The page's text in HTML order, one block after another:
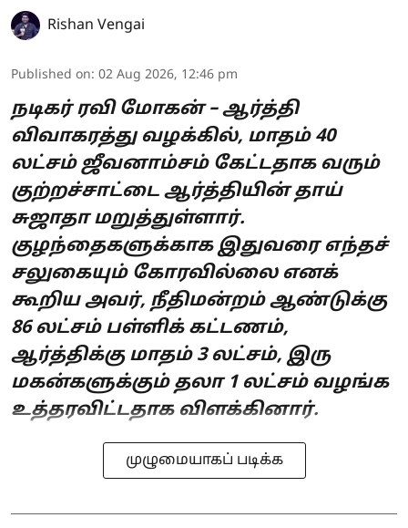
Rishan Vengai
Published on: 02 Aug 2026, 12:46 pm
நடிகர் ரவி மோகன் – ஆர்த்தி
விவாகரத்து வழக்கில், மாதம் 40
லட்சம் ஜீவனாம்சம் கேட்டதாக வரும்
குற்றச்சாட்டை ஆர்த்தியின் தாய்
சுஜாதா மறுத்துள்ளார்.
குழந்தைகளுக்காக இதுவரை எந்தச்
சலுகையும் கோரவில்லை எனக்
கூறிய அவர், நீதிமன்றம் ஆண்டுக்கு
86 லட்சம் பள்ளிக் கட்டணம்,
ஆர்த்திக்கு மாதம் 3 லட்சம், இரு
மகன்களுக்கும் தலா 1 லட்சம் வழங்க
உத்தரவிட்டதாக விளக்கினார்.
முழுமையாகப் படிக்க